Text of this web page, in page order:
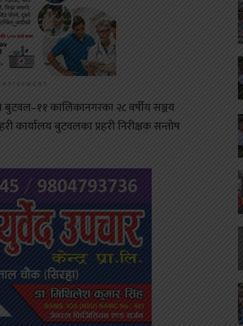
कालिकानगरका २८ वर्षीय सञ्जय
कार्यालय बुटवलका प्रहरी निरीक्षक सन्तोष